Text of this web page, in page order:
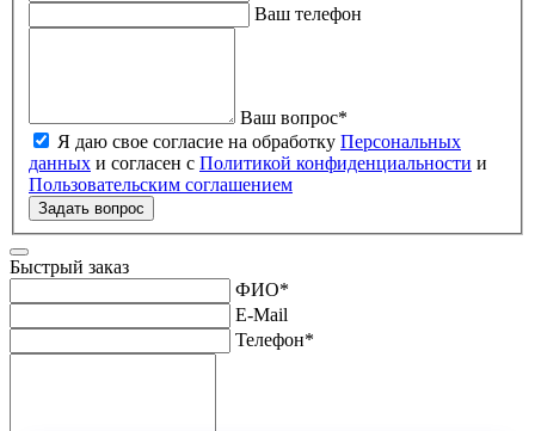
Ваш телефон
Ваш вопрос*
Я даю свое согласие на обработку Персональных
данных и согласен с Политикой конфиденциальности и
Пользовательским соглашением
Задать вопрос
Быстрый заказ
ФИО*
E-Mail
Телефон*